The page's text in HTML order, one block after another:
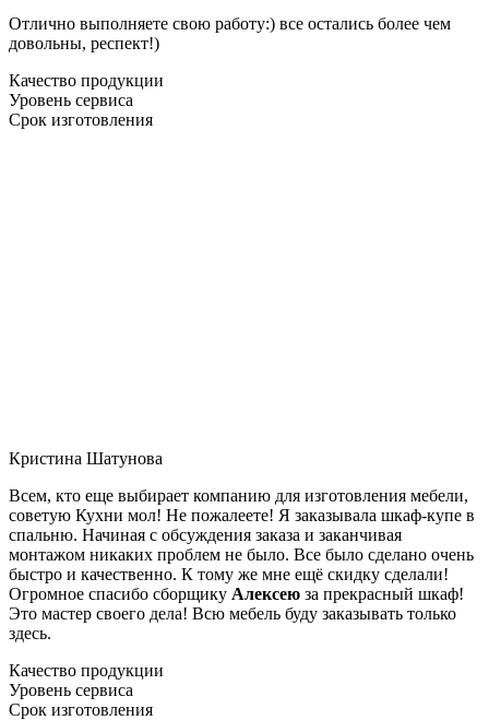
Отлично выполняете свою работу:) все остались более чем
довольны, респект!)
Качество продукции
Уровень сервиса
Срок изготовления
Кристина Шатунова
Всем, кто еще выбирает компанию для изготовления мебели,
советую Кухни мол! Не пожалеете! Я заказывала шкаф-купе в
спальню. Начиная с обсуждения заказа и заканчивая
монтажом никаких проблем не было. Все было сделано очень
быстро и качественно. К тому же мне ещё скидку сделали!
Огромное спасибо сборщику Алексею за прекрасный шкаф!
Это мастер своего дела! Всю мебель буду заказывать только
здесь.
Качество продукции
Уровень сервиса
Срок изготовления